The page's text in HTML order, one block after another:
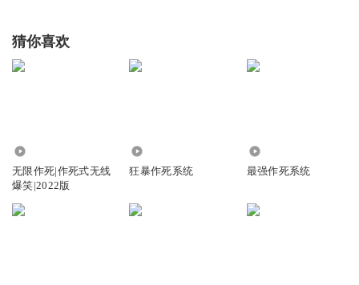
猜你喜欢
无限作死|作死式无线
爆笑|2022版
狂暴作死系统 最强作死系统